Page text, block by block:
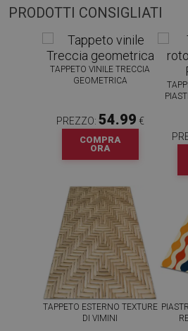
PRODOTTI CONSIGLIATI
TAPPETO VINILE TRECCIA
GEOMETRICA
PREZZO: 54.99 €
COMPRA
ORA
TAPPETO ESTERNO TEXTURE
DI VIMINI